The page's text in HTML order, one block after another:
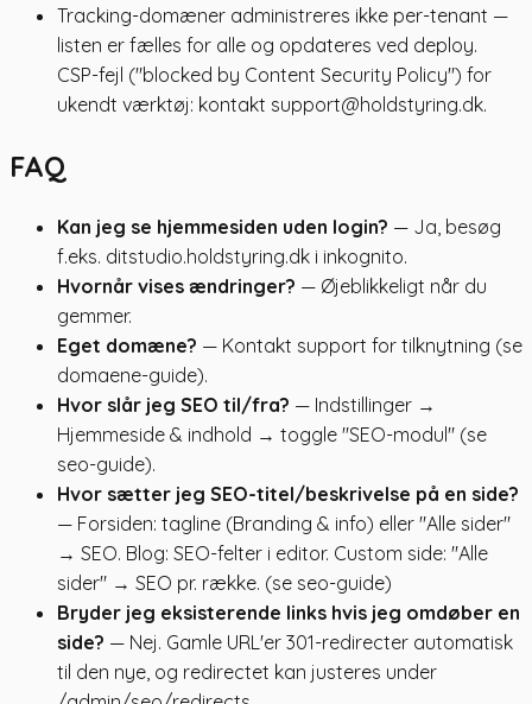
Tracking-domæner administreres ikke per-tenant —
listen er fælles for alle og opdateres ved deploy.
CSP-fejl ("blocked by Content Security Policy") for
ukendt værktøj: kontakt support@holdstyring.dk.
FAQ
Kan jeg se hjemmesiden uden login? — Ja, besøg
f.eks. ditstudio.holdstyring.dk i inkognito.
Hvornår vises ændringer? — Øjeblikkeligt når du
gemmer.
Eget domæne? — Kontakt support for tilknytning (se
domaene-guide).
Hvor slår jeg SEO til/fra? — Indstillinger →
Hjemmeside & indhold → toggle "SEO-modul" (se
seo-guide).
Hvor sætter jeg SEO-titel/beskrivelse på en side?
— Forsiden: tagline (Branding & info) eller "Alle sider"
→ SEO. Blog: SEO-felter i editor. Custom side: "Alle
sider" → SEO pr. række. (se seo-guide)
Bryder jeg eksisterende links hvis jeg omdøber en
side? — Nej. Gamle URL'er 301-redirecter automatisk
til den nye, og redirectet kan justeres under